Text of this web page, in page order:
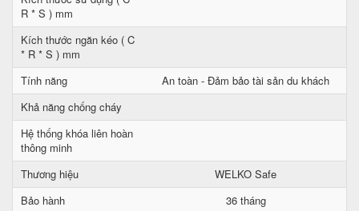
R * S ) mm
Kích thước ngăn kéo ( C
* R * S ) mm
Tính năng
An toàn - Đảm bảo tài sản du khách
Khả năng chống cháy
Hệ thống khóa liên hoàn
thông minh
Thương hiệu
WELKO Safe
Bảo hành
36 tháng